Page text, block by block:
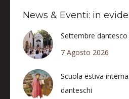
News & Eventi: in
Settembre dantesco
7 Agosto 2026
Scuola estiva
danteschi